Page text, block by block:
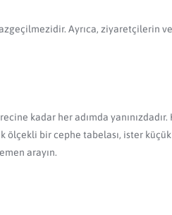
Ayrıca, ziyaretçilerin
kadar her adımda
bir cephe tabelası, ister küçük
arayın.